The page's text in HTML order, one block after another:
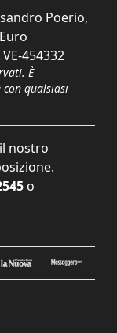
Poerio,
454332
È
qualsiasi
nostro
o